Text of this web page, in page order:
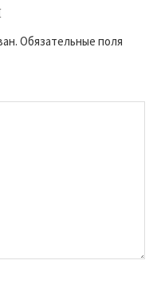
Обязательные поля